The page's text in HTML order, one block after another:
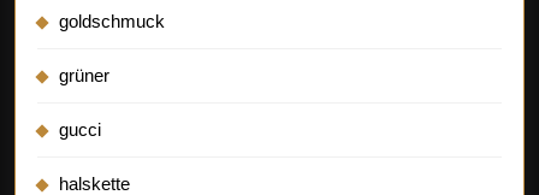
goldschmuck
grüner
gucci
halskette